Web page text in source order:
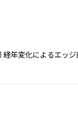
年変化によるエ